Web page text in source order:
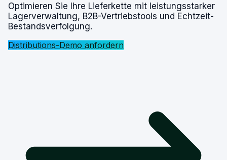
Optimieren Sie Ihre Lieferkette mit leistungsstarker
Lagerverwaltung, B2B-Vertriebstools und Echtzeit-
Bestandsverfolgung.
Distributions-Demo anfordern